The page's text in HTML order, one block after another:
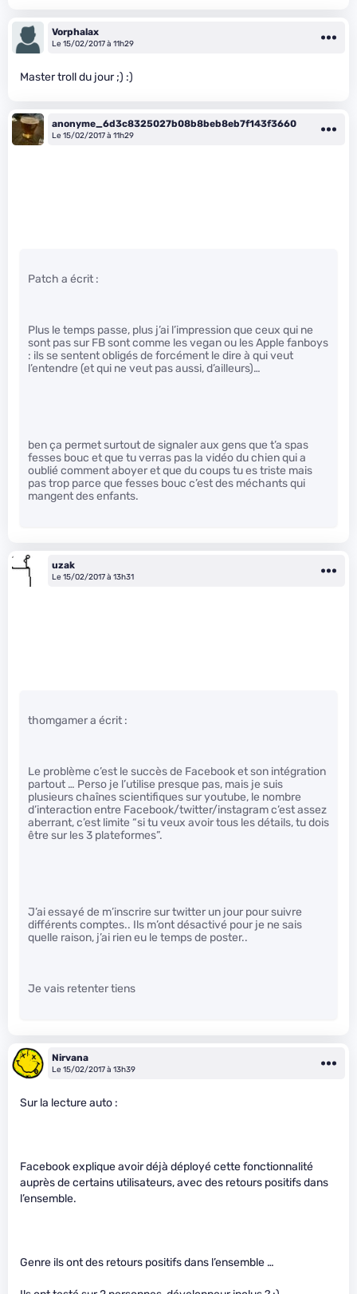
Vorphalax
Le 15/02/2017 à 11h29
Master troll du jour ;) :)
anonyme_6d3c8325027b08b8beb8eb7f143f3660
Le 15/02/2017 à 11h29
Patch a écrit :
Plus le temps passe, plus j’ai l’impression que ceux qui ne
sont pas sur FB sont comme les vegan ou les Apple fanboys
: ils se sentent obligés de forcément le dire à qui veut
l’entendre (et qui ne veut pas aussi, d’ailleurs)…
ben ça permet surtout de signaler aux gens que t’a spas
fesses bouc et que tu verras pas la vidéo du chien qui a
oublié comment aboyer et que du coups tu es triste mais
pas trop parce que fesses bouc c’est des méchants qui
mangent des enfants.
uzak
Le 15/02/2017 à 13h31
thomgamer a écrit :
Le problème c’est le succès de Facebook et son intégration
partout … Perso je l’utilise presque pas, mais je suis
plusieurs chaînes scientifiques sur youtube, le nombre
d’interaction entre Facebook/twitter/instagram c’est assez
aberrant, c’est limite “si tu veux avoir tous les détails, tu dois
être sur les 3 plateformes”.
J’ai essayé de m’inscrire sur twitter un jour pour suivre
différents comptes.. Ils m’ont désactivé pour je ne sais
quelle raison, j’ai rien eu le temps de poster..
Je vais retenter tiens
Nirvana
Le 15/02/2017 à 13h39
Sur la lecture auto :
Facebook explique avoir déjà déployé cette fonctionnalité
auprès de certains utilisateurs, avec des retours positifs dans
l’ensemble.
Genre ils ont des retours positifs dans l’ensemble …